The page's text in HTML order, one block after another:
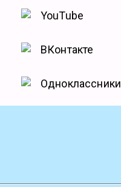
YouTube
ВКонтакте
Одноклассники